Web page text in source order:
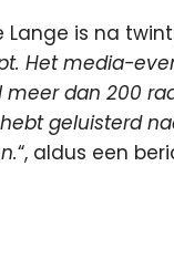
is na
Het media-
dan 200
geluisterd
“, aldus een